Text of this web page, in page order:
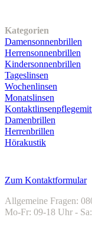
Kategorien
Damensonnenbrillen
Herrensonnenbrillen
Kindersonnenbrillen
Tageslinsen
Wochenlinsen
Monatslinsen
Damenbrillen
Herrenbrillen
Hörakustik
Zum Kontaktformular
Allgemeine Fragen:
Mo-Fr: 09-18 Uhr -